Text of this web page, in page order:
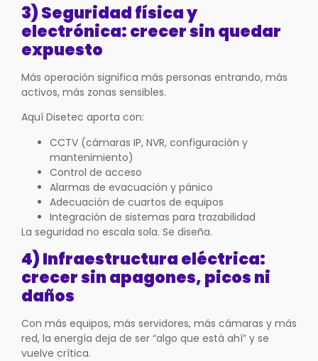
3) Seguridad física y
electrónica: crecer sin quedar
expuesto
Más operación significa más personas entrando, más
activos, más zonas sensibles.
Aquí Disetec aporta con:
CCTV (cámaras IP, NVR, configuración y
mantenimiento)
Control de acceso
Alarmas de evacuación y pánico
Adecuación de cuartos de equipos
Integración de sistemas para trazabilidad
La seguridad no escala sola. Se diseña.
4) Infraestructura eléctrica:
crecer sin apagones, picos ni
daños
Con más equipos, más servidores, más cámaras y más
red, la energía deja de ser “algo que está ahí” y se
vuelve crítica.